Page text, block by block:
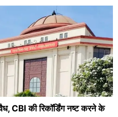
CBI की रिकॉर्डिंग नष्ट करने के